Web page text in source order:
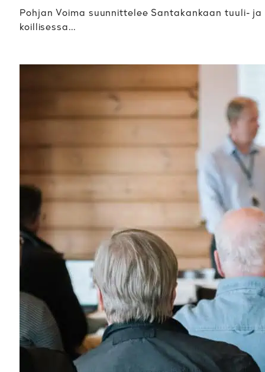
Pohjan Voima suunnittelee Santakankaan tuuli-
koillisessa…